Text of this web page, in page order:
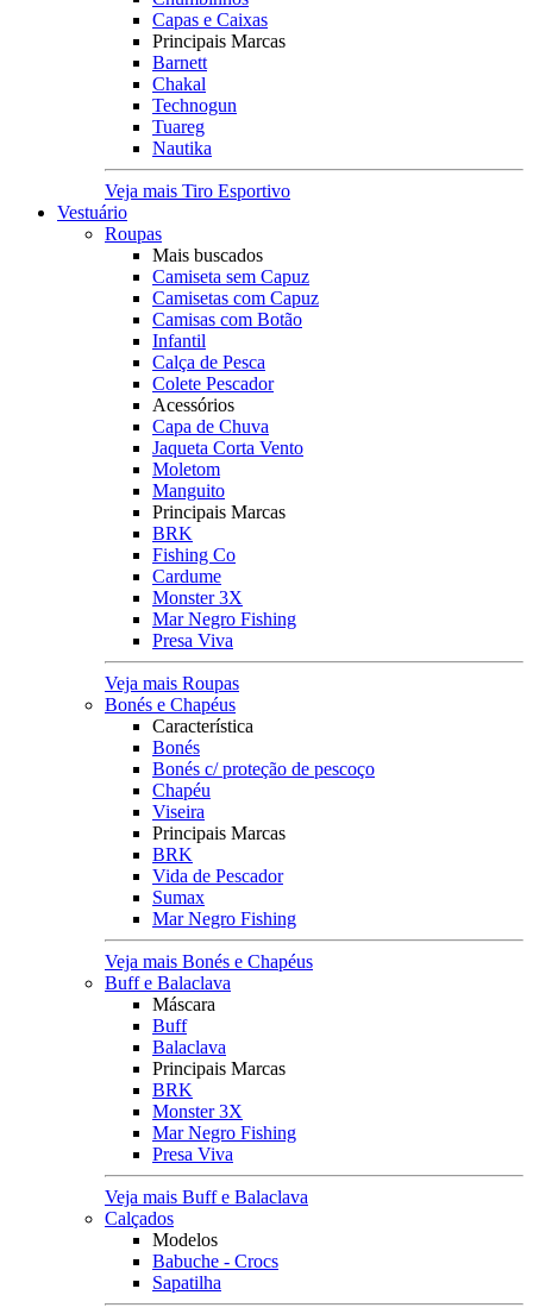
Capas e Caixas
Principais Marcas
Barnett
Chakal
Technogun
Tuareg
Nautika
Veja mais Tiro Esportivo
Vestuário
Roupas
Mais buscados
Camiseta sem Capuz
Camisetas com Capuz
Camisas com Botão
Infantil
Calça de Pesca
Colete Pescador
Acessórios
Capa de Chuva
Jaqueta Corta Vento
Moletom
Manguito
Principais Marcas
BRK
Fishing Co
Cardume
Monster 3X
Mar Negro Fishing
Presa Viva
Veja mais Roupas
Bonés e Chapéus
Característica
Bonés
Bonés c/ proteção de pescoço
Chapéu
Viseira
Principais Marcas
BRK
Vida de Pescador
Sumax
Mar Negro Fishing
Veja mais Bonés e Chapéus
Buff e Balaclava
Máscara
Buff
Balaclava
Principais Marcas
BRK
Monster 3X
Mar Negro Fishing
Presa Viva
Veja mais Buff e Balaclava
Calçados
Modelos
Babuche - Crocs
Sapatilha